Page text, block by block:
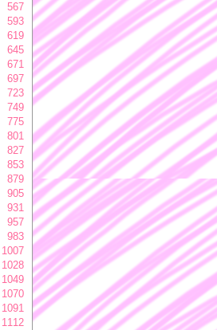
567
593
619
645
671
697
723
749
775
801
827
853
879
905
931
957
983
1007
1028
1049
1070
1091
1112